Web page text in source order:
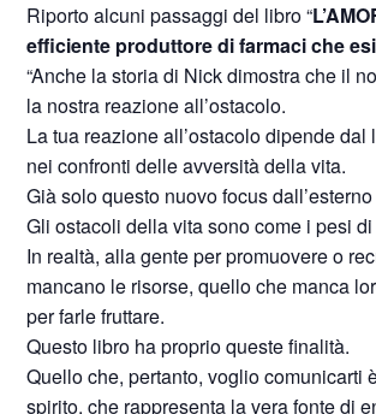
Riporto alcuni passaggi del libro “
efficiente produttore di farmaci che
“Anche la storia di Nick dimostra che il
la nostra reazione all’ostacolo.
La tua reazione all’ostacolo dipende
nei confronti delle avversità della vita.
Già solo questo nuovo focus
Gli ostacoli della vita sono come i pesi
In realtà, alla gente per promuovere o
mancano le risorse, quello che manca
per farle fruttare.
Questo libro ha proprio queste finalità.
Quello che, pertanto, voglio comunicarti
spirito, che rappresenta la vera fonte di